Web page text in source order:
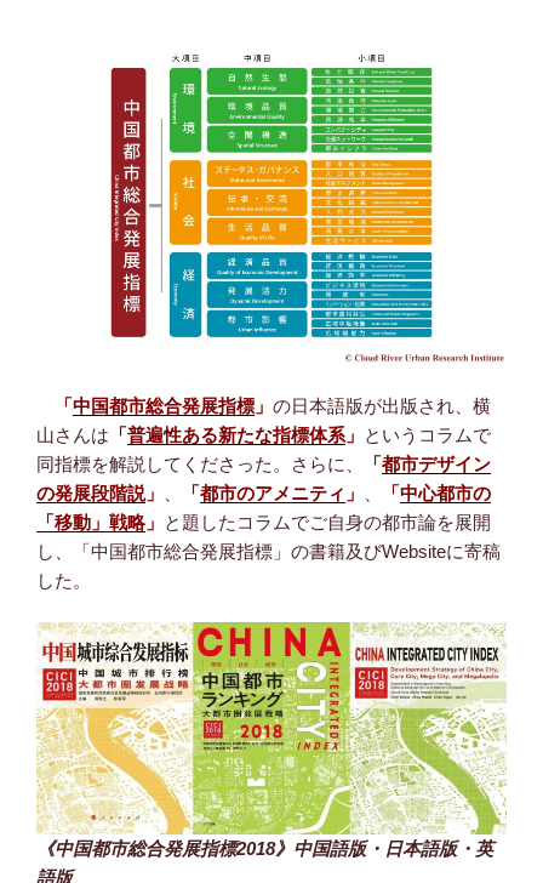
「中国都市総合発展指標 」 の日本語版が出版され、横
山さんは 「普遍性ある新たな指標体系 」 というコラムで
同指標を解説してくださった。さらに、
「都市デザイン
の発展段階説」 「都市のアメニティ 」 「中心都市の
「移動」戦略 」 と題したコラムでご自身の都市論を展開
し、「中国都市総合発展指標」の書籍及びWebsiteに寄稿
した。
《中国都市総合発展指標2018》中国語版・日本語版・英
語版